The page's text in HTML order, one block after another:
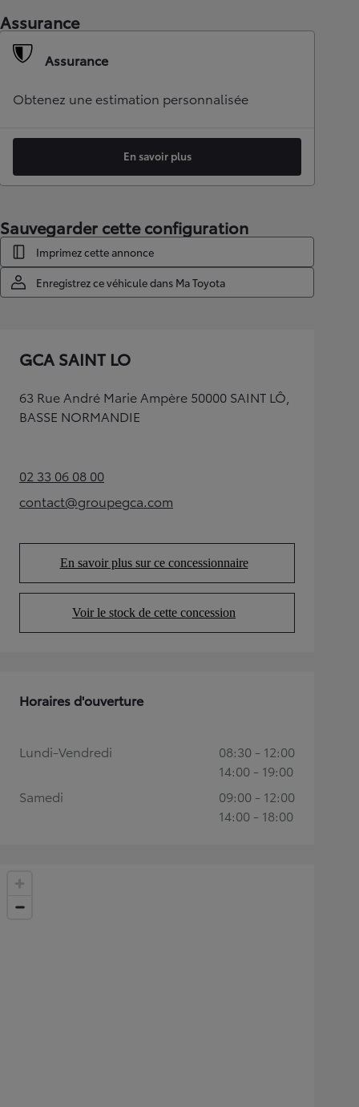
Assurance
Assurance
Obtenez une estimation personnalisée
En savoir plus
Sauvegarder cette configuration
Imprimez cette annonce
Enregistrez ce véhicule dans Ma Toyota
GCA SAINT LO
63 Rue André Marie Ampère 50000 SAINT LÔ,
BASSE NORMANDIE
02 33 06 08 00(Opens in new tab)
contact@groupegca.com
(Opens in new tab)
En savoir plus sur ce concessionnaire
(Opens in new tab)
Voir le stock de cette concession
(Opens in new tab)
Horaires d'ouverture
Lundi-Vendredi
08:30 - 12:00
14:00 - 19:00
Samedi
09:00 - 12:00
14:00 - 18:00